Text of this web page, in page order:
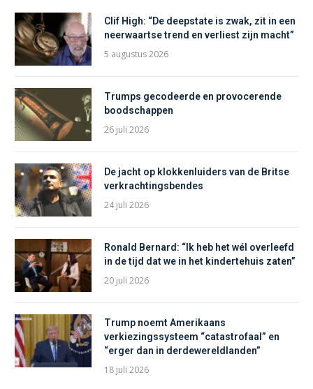
Clif High: “De deepstate is zwak, zit in een
neerwaartse trend en verliest zijn macht”
5 augustus 2026
Trumps gecodeerde en provocerende
boodschappen
26 juli 2026
De jacht op klokkenluiders van de Britse
verkrachtingsbendes
24 juli 2026
Ronald Bernard: “Ik heb het wél overleefd
in de tijd dat we in het kindertehuis zaten”
20 juli 2026
Trump noemt Amerikaans
verkiezingssysteem “catastrofaal” en
“erger dan in derdewereldlanden”
18 juli 2026